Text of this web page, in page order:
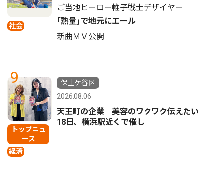
社会
ご当地ヒーロー帷子戦士デザイヤー
｢熱量｣で地元にエール
新曲ＭＶ公開
9
トップニュ
ース
経済
保土ケ谷区
2026.08.06
天王町の企業 美容のワクワク伝えたい
18日、横浜駅近くで催し